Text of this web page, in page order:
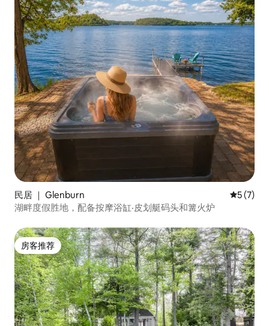
民居 ｜ Glenburn 平均评分
5 (7)
湖畔度假胜地，配备按摩浴缸·皮划艇码头和篝火炉
房客推荐
房客推荐